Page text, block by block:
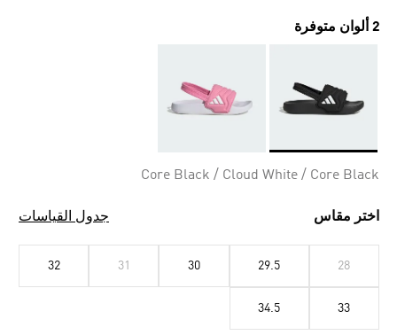
2 ألوان متوفرة
Core Black / Cloud White / Core Black
اختر مقاس جدول القياسات
28
29.5
30
31
32
33
34.5